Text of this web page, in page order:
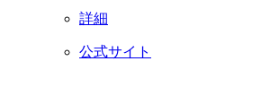
詳細
公式サイト